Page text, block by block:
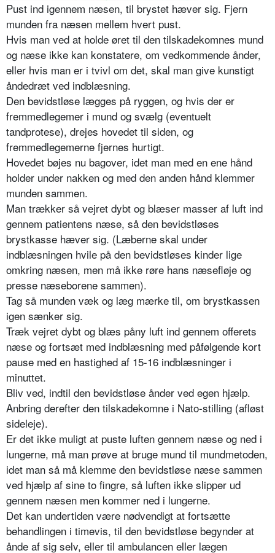
Pust ind igennem næsen, til brystet hæver sig. Fjern
munden fra næsen mellem hvert pust.
Hvis man ved at holde øret til den tilskadekomnes mund
og næse ikke kan konstatere, om vedkommende ånder,
eller hvis man er i tvivl om det, skal man give kunstigt
åndedræt ved indblæsning.
Den bevidstløse lægges på ryggen, og hvis der er
fremmedlegemer i mund og svælg (eventuelt
tandprotese), drejes hovedet til siden, og
fremmedlegemerne fjernes hurtigt.
Hovedet bøjes nu bagover, idet man med en ene hånd
holder under nakken og med den anden hånd klemmer
munden sammen.
Man trækker så vejret dybt og blæser masser af luft ind
gennem patientens næse, så den bevidstløses
brystkasse hæver sig. (Læberne skal under
indblæsningen hvile på den bevidstløses kinder lige
omkring næsen, men må ikke røre hans næsefløje og
presse næseborene sammen).
Tag så munden væk og læg mærke til, om brystkassen
igen sænker sig.
Træk vejret dybt og blæs påny luft ind gennem offerets
næse og fortsæt med indblæsning med påfølgende kort
pause med en hastighed af 15-16 indblæsninger i
minuttet.
Bliv ved, indtil den bevidstløse ånder ved egen hjælp.
Anbring derefter den tilskadekomne i Nato-stilling (afløst
sideleje).
Er det ikke muligt at puste luften gennem næse og ned i
lungerne, må man prøve at bruge mund til mundmetoden,
idet man så må klemme den bevidstløse næse sammen
ved hjælp af sine to fingre, så luften ikke slipper ud
gennem næsen men kommer ned i lungerne.
Det kan undertiden være nødvendigt at fortsætte
behandlingen i timevis, til den bevidstløse begynder at
ånde af sig selv, eller til ambulancen eller lægen